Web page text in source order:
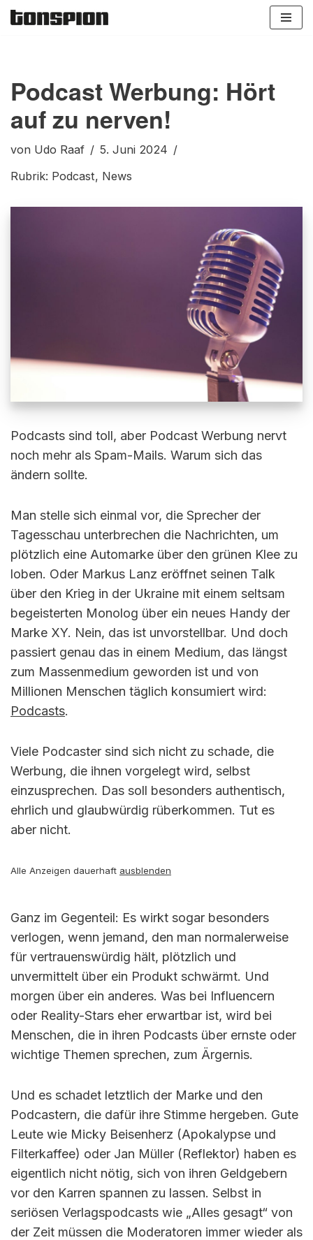
Podcast Werbung: Hört
auf zu nerven!
von Udo Raaf
5. Juni 2024
Rubrik: Podcast, News
Podcasts sind toll, aber Podcast Werbung nervt
noch mehr als Spam-Mails. Warum sich das
ändern sollte.
Man stelle sich einmal vor, die Sprecher der
Tagesschau unterbrechen die Nachrichten, um
plötzlich eine Automarke über den grünen Klee zu
loben. Oder Markus Lanz eröffnet seinen Talk
über den Krieg in der Ukraine mit einem seltsam
begeisterten Monolog über ein neues Handy der
Marke XY. Nein, das ist unvorstellbar. Und doch
passiert genau das in einem Medium, das längst
zum Massenmedium geworden ist und von
Millionen Menschen täglich konsumiert wird:
Podcasts.
Viele Podcaster sind sich nicht zu schade, die
Werbung, die ihnen vorgelegt wird, selbst
einzusprechen. Das soll besonders authentisch,
ehrlich und glaubwürdig rüberkommen. Tut es
aber nicht.
Alle Anzeigen dauerhaft ausblenden
Ganz im Gegenteil: Es wirkt sogar besonders
verlogen, wenn jemand, den man normalerweise
für vertrauenswürdig hält, plötzlich und
unvermittelt über ein Produkt schwärmt. Und
morgen über ein anderes. Was bei Influencern
oder Reality-Stars eher erwartbar ist, wird bei
Menschen, die in ihren Podcasts über ernste oder
wichtige Themen sprechen, zum Ärgernis.
Und es schadet letztlich der Marke und den
Podcastern, die dafür ihre Stimme hergeben. Gute
Leute wie Micky Beisenherz (Apokalypse und
Filterkaffee) oder Jan Müller (Reflektor) haben es
eigentlich nicht nötig, sich von ihren Geldgebern
vor den Karren spannen zu lassen. Selbst in
seriösen Verlagspodcasts wie „Alles gesagt“ von
der Zeit müssen die Moderatoren immer wieder als